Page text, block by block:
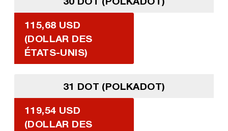
115,68 USD
(DOLLAR DES
ÉTATS-UNIS)
31 DOT (POLKADOT)
119,54 USD
(DOLLAR DES